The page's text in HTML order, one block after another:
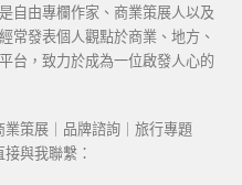
自由專欄作家、商業策展人以及
常發表個人觀點於商業、地方、
台，致力於成為一位啟發人心的
策展｜品牌諮詢｜旅行專題
與我聯繫：